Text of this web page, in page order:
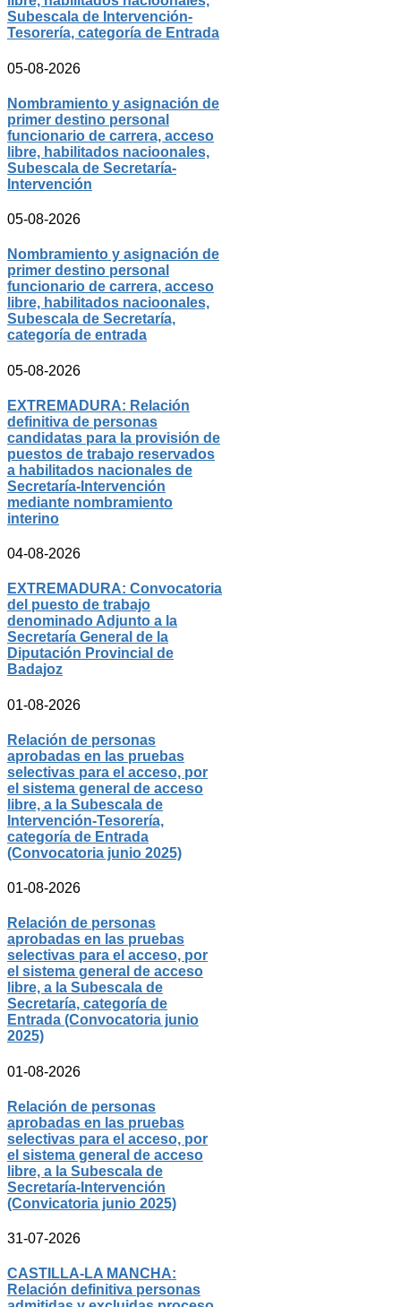
Subescala de Intervención-
Tesorería, categoría de Entrada
05-08-2026
Nombramiento y asignación de
primer destino personal
funcionario de carrera, acceso
libre, habilitados nacioonales,
Subescala de Secretaría-
Intervención
05-08-2026
Nombramiento y asignación de
primer destino personal
funcionario de carrera, acceso
libre, habilitados nacioonales,
Subescala de Secretaría,
categoría de entrada
05-08-2026
EXTREMADURA: Relación
definitiva de personas
candidatas para la provisión de
puestos de trabajo reservados
a habilitados nacionales de
Secretaría-Intervención
mediante nombramiento
interino
04-08-2026
EXTREMADURA: Convocatoria
del puesto de trabajo
denominado Adjunto a la
Secretaría General de la
Diputación Provincial de
Badajoz
01-08-2026
Relación de personas
aprobadas en las pruebas
selectivas para el acceso, por
el sistema general de acceso
libre, a la Subescala de
Intervención-Tesorería,
categoría de Entrada
(Convocatoria junio 2025)
01-08-2026
Relación de personas
aprobadas en las pruebas
selectivas para el acceso, por
el sistema general de acceso
libre, a la Subescala de
Secretaría, categoría de
Entrada (Convocatoria junio
2025)
01-08-2026
Relación de personas
aprobadas en las pruebas
selectivas para el acceso, por
el sistema general de acceso
libre, a la Subescala de
Secretaría-Intervención
(Convicatoria junio 2025)
31-07-2026
CASTILLA-LA MANCHA:
Relación definitiva personas